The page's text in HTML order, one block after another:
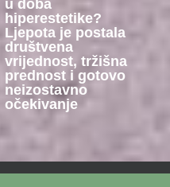
u doba
hiperestetike?
Ljepota je postala
društvena
vrijednost, tržišna
prednost i gotovo
neizostavno
očekivanje